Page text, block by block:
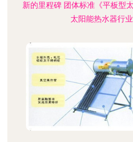
新的里程碑 团体标准《平板型
太阳能热水器行